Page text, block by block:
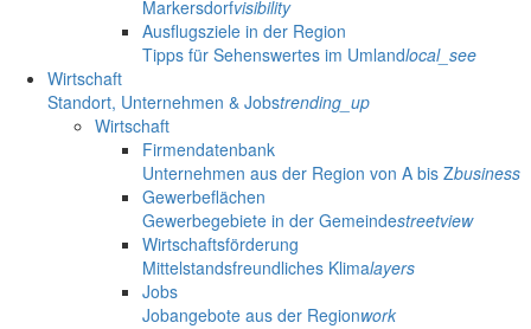
Markersdorfvisibility
Ausflugsziele in der Region
Tipps für Sehenswertes im Umlandlocal_see
Wirtschaft
Standort, Unternehmen & Jobstrending_up
Wirtschaft
Firmendatenbank
Unternehmen aus der Region von A bis Zbusiness
Gewerbeflächen
Gewerbegebiete in der Gemeindestreetview
Wirtschaftsförderung
Mittelstandsfreundliches Klimalayers
Jobs
Jobangebote aus der Regionwork